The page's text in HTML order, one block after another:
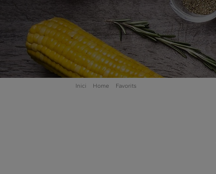
Inici Home Favorits